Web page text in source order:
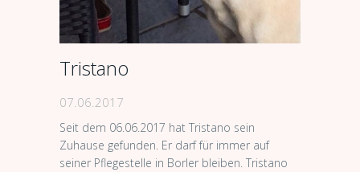
Tristano
07.06.2017
Seit dem 06.06.2017 hat Tristano sein
Zuhause gefunden. Er darf für immer auf
seiner Pflegestelle in Borler bleiben. Tristano